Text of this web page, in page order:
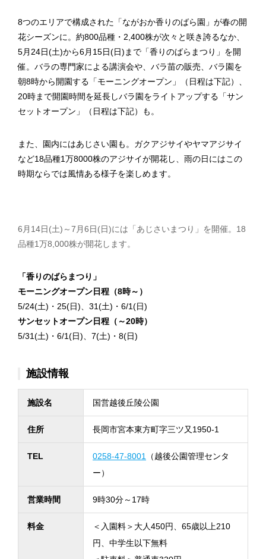
8つのエリアで構成された「ながおか香りのばら園」が春の開
花シーズンに。約800品種・2,400株が次々と咲き誇るなか、
5月24日(土)から6月15日(日)まで「香りのばらまつり」を開
催。バラの専門家による講演会や、バラ苗の販売、バラ園を
朝8時から開園する「モーニングオープン」（日程は下記）、
20時まで開園時間を延長しバラ園をライトアップする「サン
セットオープン」（日程は下記）も。
また、園内にはあじさい園も。ガクアジサイやヤマアジサイ
など18品種1万8000株のアジサイが開花し、雨の日にはこの
時期ならでは風情ある様子を楽しめます。
6月14日(土)～7月6日(日)には「あじさいまつり」を開催。18
品種1万8,000株が開花します。
「香りのばらまつり」
モーニングオープン日程（8時～）
5/24(土)・25(日)、31(土)・6/1(日)
サンセットオープン日程 （～20時）
5/31(土)・6/1(日)、7(土)・8(日)
施設情報
施設名 国営越後丘陵公園
住所 長岡市宮本東方町字三ツ又1950-1
TEL 0258-47-8001
（越後公園管理センタ
ー）
営業時間 9時30分～17時
料金
＜入園料＞大人450円、65歳以上210
円、中学生以下無料